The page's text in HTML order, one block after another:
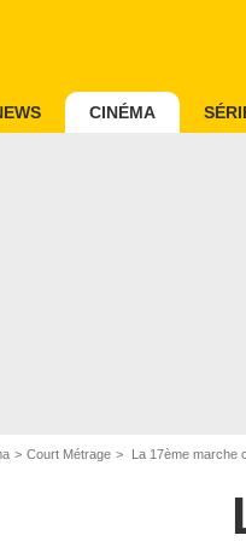
CINÉMA
Court Métrage La 17ème marche